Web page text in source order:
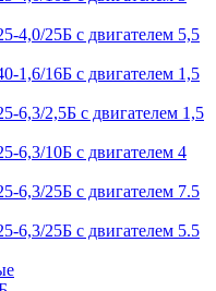
4,0/25Б с двигателем 5,5
1,6/16Б с двигателем 1,5
6,3/2,5Б с двигателем 1,5
6,3/10Б с двигателем 4
6,3/25Б с двигателем 7.5
6,3/25Б с двигателем 5.5